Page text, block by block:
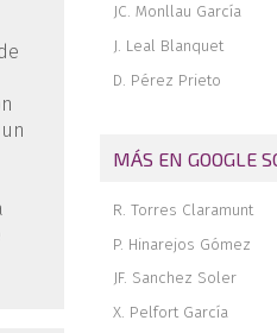
Ligamentoplastia
Técnica quirúrgica
El abordaje
de tipo PINCER y
Transplante meniscal
el hombro
La increíble
inanimados
Anatomía
subtalar posterior
JC. Monllau García
J. Leal Blanquet
D. Pérez Prieto
MÁS EN GOOGLE
R. Torres Claramunt
P. Hinarejos Gómez
JF. Sanchez Soler
X. Pelfort García